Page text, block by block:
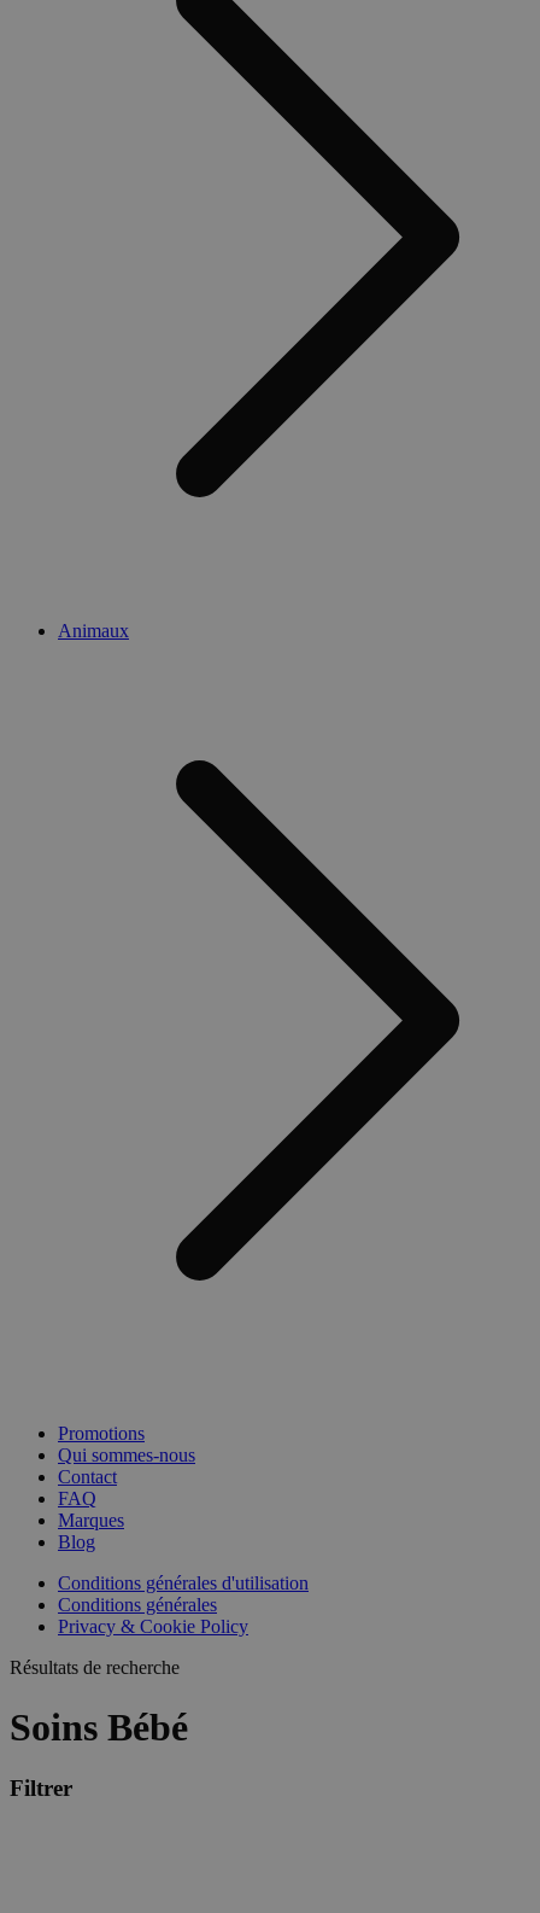
Animaux
Promotions
Qui sommes-nous
Contact
FAQ
Marques
Blog
Conditions générales d'utilisation
Conditions générales
Privacy & Cookie Policy
Résultats de recherche
Soins Bébé
Filtrer